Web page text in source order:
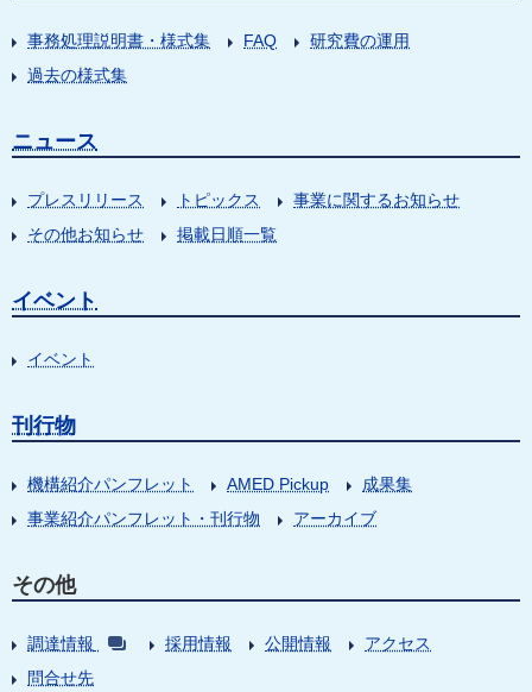
事務処理説明書・様式集 FAQ
研究費の運用
過去の様式集
ニュース
プレスリリース トピックス
事業に関するお知らせ
その他お知らせ
掲載日順一覧
イベント
イベント
刊行物
機構紹介パンフレット AMED Pickup
成果集
事業紹介パンフレット・刊行物
アーカイブ
その他
調達情報 採用情報 公開情報
アクセス
問合せ先